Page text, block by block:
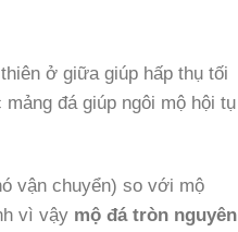
ở giữa giúp hấp thụ tối
đá giúp ngôi mộ hội tụ
vận chuyển) so với mộ
vì vậy mộ đá tròn nguyên